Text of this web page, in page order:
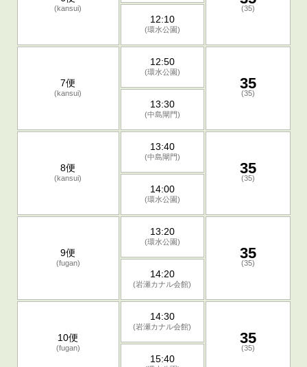
(kansui) (35)
12:10
(環水公園)
7便
(kansui)
12:50
(環水公園)
35
(35)
13:30
(中島閘門)
8便
(kansui)
13:40
(中島閘門)
35
(35)
14:00
(環水公園)
9便
(fugan)
13:20
(環水公園)
35
(35)
14:20
(岩瀬カナル会館)
10便
(fugan)
14:30
(岩瀬カナル会館)
35
(35)
15:40